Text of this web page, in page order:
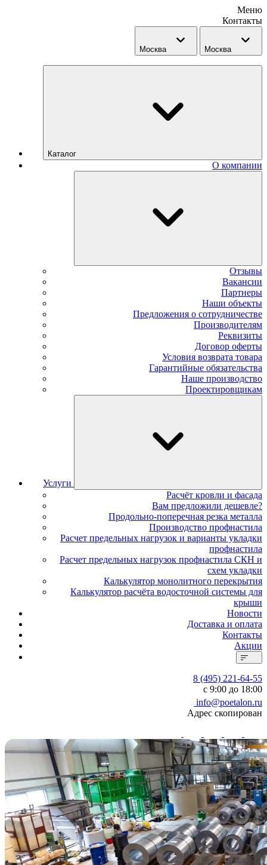
Меню
Контакты
Москва Москва
Каталог
О компании
Отзывы
Вакансии
Партнеры
Наши объекты
Предложения о сотрудничестве
Производителям
Реквизиты
Договор оферты
Условия возврата товара
Гарантийные обязательства
Наше производство
Проектировщикам
Услуги
Расчёт кровли и фасада
Вам предложили дешевле?
Продольно-поперечная резка металла
Производство профнастила
Расчет предельных нагрузок и варианты укладки
профнастила
Расчет предельных нагрузок профнастила СКН и
схем укладки
Калькулятор монолитного перекрытия
Калькулятор расчёта водосточной системы для
крыши
Новости
Доставка и оплата
Контакты
Акции
8 (495) 221-64-55
с 9:00 до 18:00
info@poetalon.ru
Адрес скопирован